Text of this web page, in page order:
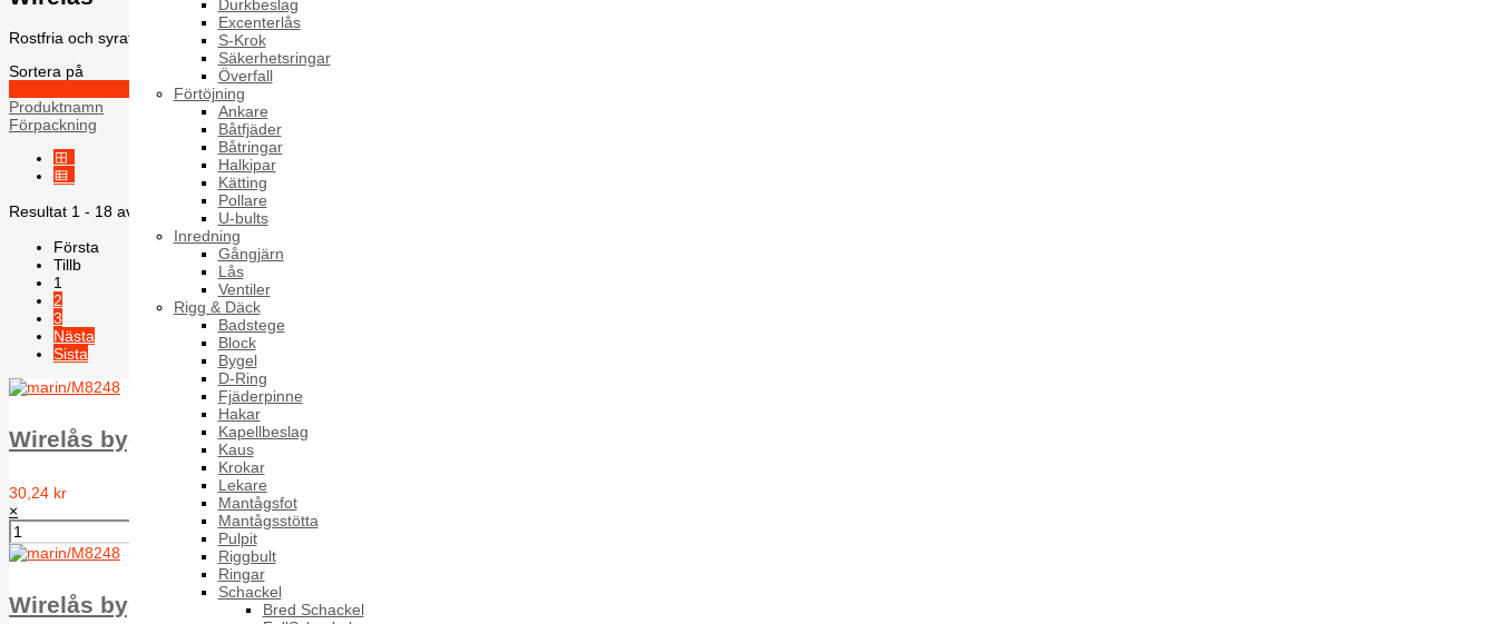
Durkbeslag
Excenterlås
S-Krok
Säkerhetsringar
Överfall
Förtöjning
Ankare
Båtfjäder
Båtringar
Halkipar
Kätting
Pollare
U-bults
Inredning
Gångjärn
Lås
Ventiler
Rigg & Däck
Badstege
Block
Bygel
D-Ring
Fjäderpinne
Hakar
Kapellbeslag
Kaus
Krokar
Lekare
Mantågsfot
Mantågsstötta
Pulpit
Riggbult
Ringar
Schackel
Bred Schackel
Rostfria och syrafasta wirelås
Sortera på
Produktnamn
Förpackning
Resultat 1 - 18 av 37
Första
Tillb
1
2
3
Nästa
Sista
Wirelås bygel Din 741 D= 10 mm, A4
30,24 kr
×
Wirelås bygel Din 741 D= 12 mm, A4